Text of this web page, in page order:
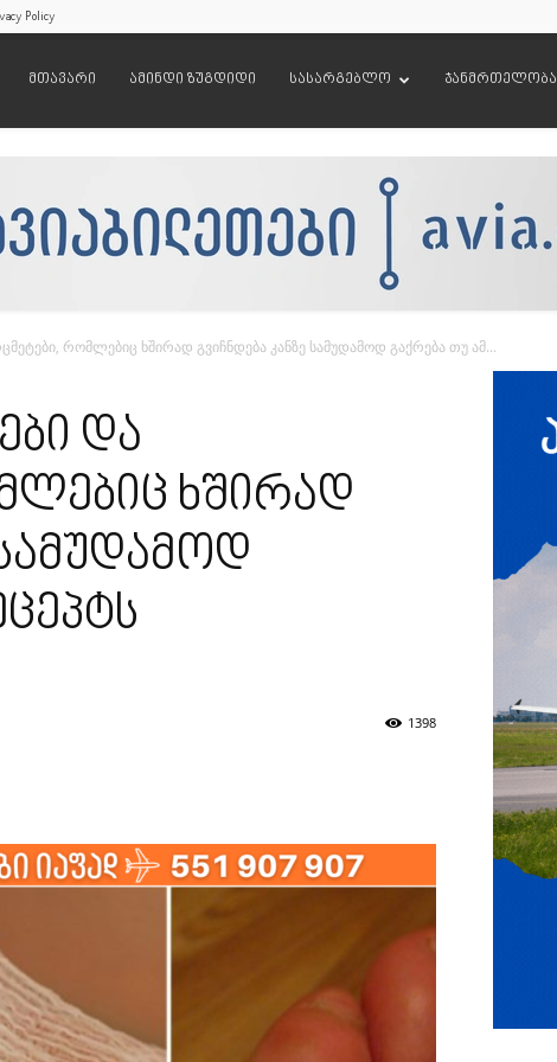
Policy
მთავარი ამინდი ზუგდიდი სასარგებლო ჯანმრთელობა
რომლებიც ხშირად გვიჩნდება კანზე სამუდამოდ გაქრება თუ ამ...
და
ხშირად
1398